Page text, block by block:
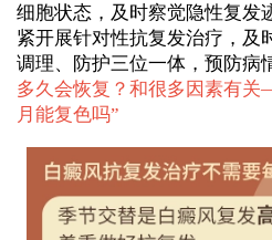
细胞状态，及时察觉隐性复发
紧开展针对性抗复发治疗，及
调理、防护三位一体，预防病
多久会恢复？和很多因素有
月能复色吗”